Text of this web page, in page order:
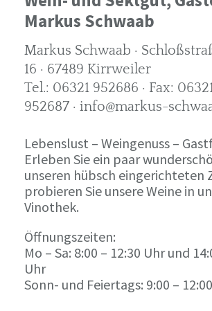
Markus Schwaab
Markus Schwaab ·
16 · 67489 Kirrweiler
Tel.: 06321 952686 · Fax:
952687 · info@markus-
Lebenslust – Weingenuss –
Erleben Sie ein paar
unseren hübsch eingerichteten
probieren Sie unsere Weine in
Vinothek.
Öffnungszeiten:
Mo – Sa: 8:00 – 12:30 Uhr und
Uhr
Sonn- und Feiertags: 9:00 –